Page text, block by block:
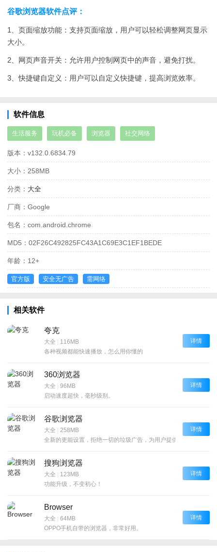
谷歌浏览器软件点评：
1、页面缩放功能：支持页面缩放，用户可以轻松调整网页显示
大小。
2、网页声音开关：允许用户控制网页中的声音，避免打扰。
3、快捷键自定义：用户可以自定义快捷键，提高浏览效率。
软件信息
生活服务 玩机必备 浏览器 社交网络
版本： v132.0.6834.79
大小： 258MB
分类： 大全
厂商： Google
包名： com.android.chrome
MD5： 02F26C492825FC43A1C69E3C1EF1BEDE
年龄： 12+
官方版 安全无广告 需网络
相关软件
夸克
大全 | 116MB
各种视频都能快速播放，怎么用你懂的
详情
360浏览器
大全 | 96MB
启动速度超快，毫秒级别。
详情
谷歌浏览器
大全 | 258MB
全新的更能设置，拒绝一切的垃圾广告，为用户提供干净的上网体
详情
搜狗浏览器
大全 | 123MB
功能升级，不变初心！
详情
Browser
大全 | 64MB
OPPO手机自带的浏览器，非常好用。
详情